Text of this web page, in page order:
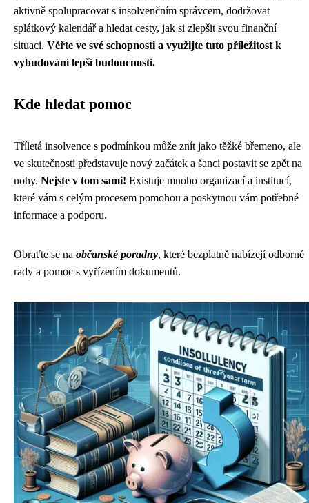
aktivně spolupracovat s insolvenčním správcem, dodržovat
splátkový kalendář a hledat cesty, jak si zlepšit svou finanční
situaci. Věřte ve své schopnosti a využijte tuto příležitost k
vybudování lepší budoucnosti.
Kde hledat pomoc
Tříletá insolvence s podmínkou může znít jako těžké břemeno, ale
ve skutečnosti představuje nový začátek a šanci postavit se zpět na
nohy. Nejste v tom sami! Existuje mnoho organizací a institucí,
které vám s celým procesem pomohou a poskytnou vám potřebné
informace a podporu.
Obraťte se na občanské poradny, které bezplatně nabízejí odborné
rady a pomoc s vyřízením dokumentů.